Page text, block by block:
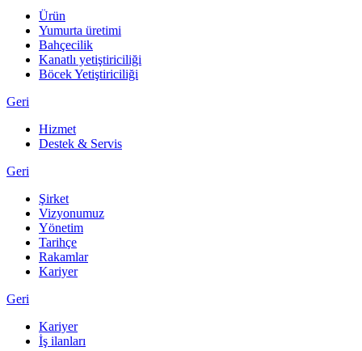
Ürün
Yumurta üretimi
Bahçecilik
Kanatlı yetiştiriciliği
Böcek Yetiştiriciliği
Geri
Hizmet
Destek & Servis
Geri
Şirket
Vizyonumuz
Yönetim
Tarihçe
Rakamlar
Kariyer
Geri
Kariyer
İş ilanları